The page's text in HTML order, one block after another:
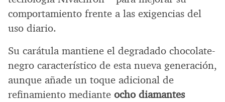
comportamiento frente a las exigencias del
uso diario.
Su carátula mantiene el degradado chocolate-
negro característico de esta nueva generación,
aunque añade un toque adicional de
refinamiento mediante ocho diamantes